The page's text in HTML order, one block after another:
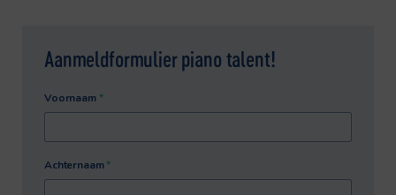
Aanmeldformulier piano talent!
Voornaam*
Achternaam*